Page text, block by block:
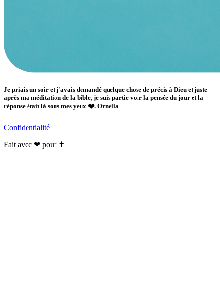
Je priais un soir et j'avais demandé quelque chose de précis à Dieu et juste
après ma méditation de la bible, je suis partie voir la pensée du jour et la
réponse était là sous mes yeux ❤️. Ornella
Confidentialité
Fait avec ❤ pour ✝️️